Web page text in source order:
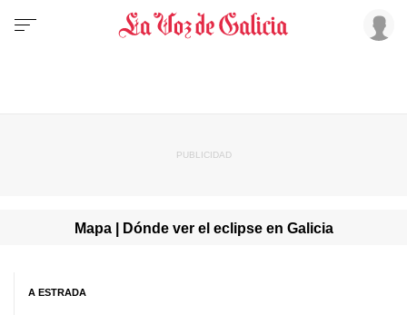
Mapa | Dónde ver el eclipse en Galicia
A ESTRADA